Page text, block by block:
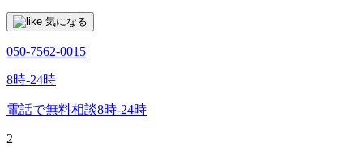
気になる
050-7562-0015
8時-24時
電話で無料相談8時-24時
2